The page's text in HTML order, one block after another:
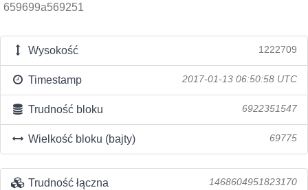
659699a569251
Wysokość 1222709
Timestamp 2017-01-13 06:50:58 UTC
Trudność bloku 6922351547
Wielkość bloku (bajty) 69775
Trudność łączna 1468604951823170